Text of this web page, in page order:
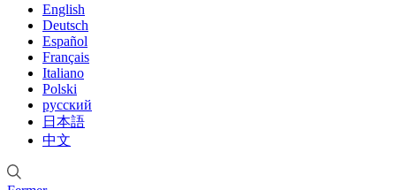
English
Deutsch
Español
Français
Italiano
Polski
русский
日本語
中文